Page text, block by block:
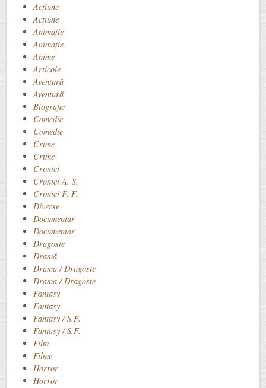
Acţiune
Acțiune
Animaţie
Animație
Anime
Articole
Aventură
Aventură
Biografic
Comedie
Comedie
Crime
Crime
Cronici
Cronici A. S.
Cronici F. F.
Diverse
Documentar
Documentar
Dragoste
Dramă
Drama / Dragoste
Drama / Dragoste
Fantasy
Fantasy
Fantasy / S.F.
Fantasy / S.F.
Film
Filme
Horror
Horror